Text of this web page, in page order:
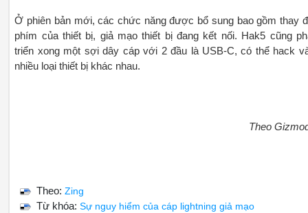
Ở phiên bản mới, các chức năng được bổ sung bao gồm thay
phím của thiết bị, giả mạo thiết bị đang kết nối. Hak5 cũng
triển xong một sợi dây cáp với 2 đầu là USB-C, có thể hack
nhiều loại thiết bị khác nhau.
Theo
Theo: Zing
Từ khóa: Sự nguy hiểm của cáp lightning giả mạo